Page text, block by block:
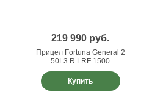
219 990 руб.
Прицел Fortuna General 2
50L3 R LRF 1500
Купить